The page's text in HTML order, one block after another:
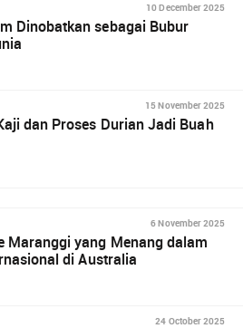
10 December 2025
Dinobatkan sebagai Bubur
15 November 2025
dan Proses Durian Jadi Buah
6 November 2025
Maranggi yang Menang dalam
di Australia
24 October 2025